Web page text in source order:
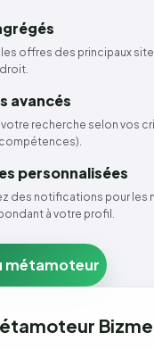
offres des principaux
avancés
recherche selon vos
personnalisées
des notifications pour les
à votre profil.
métamoteur